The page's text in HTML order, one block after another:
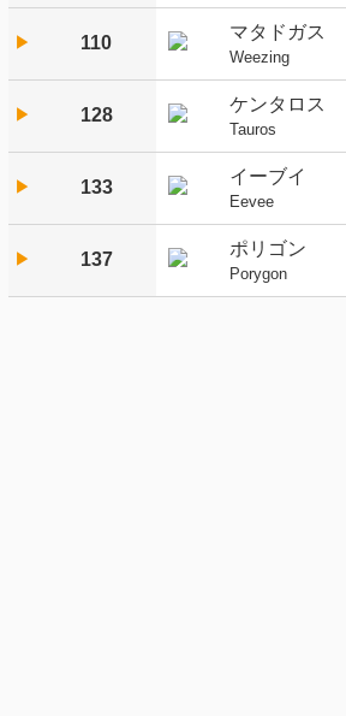
▶︎ 110
マタドガス
Weezing
▶︎ 128
ケンタロス
Tauros
▶︎ 133
イーブイ
Eevee
▶︎ 137
ポリゴン
Porygon